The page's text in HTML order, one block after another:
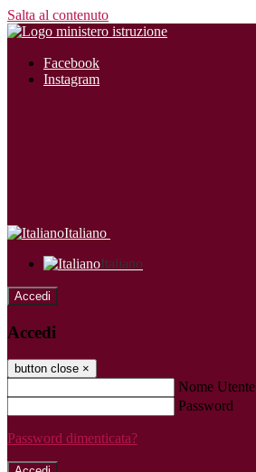
Salta al contenuto
Facebook
Instagram
Italiano
Italiano
Accedi
Accedi
button close ×
Nome Utente
Password
Password dimenticata?